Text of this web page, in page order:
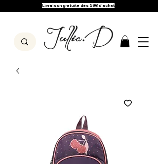
Livraison gratuite dès 59€ d'achat